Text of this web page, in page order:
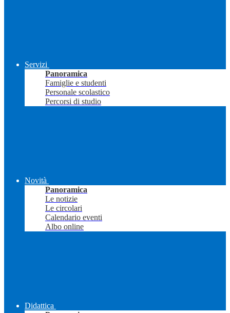
Servizi
Panoramica
Famiglie e studenti
Personale scolastico
Percorsi di studio
Novità
Panoramica
Le notizie
Le circolari
Calendario eventi
Albo online
Didattica